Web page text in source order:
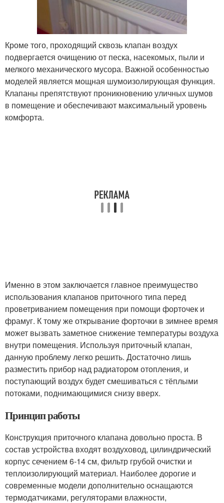
Кроме того, проходящий сквозь клапан воздух
подвергается очищению от песка, насекомых, пыли и
мелкого механического мусора. Важной особенностью
моделей является мощная шумоизолирующая функция.
Клапаны препятствуют проникновению уличных шумов
в помещение и обеспечивают максимальный уровень
комфорта.
Именно в этом заключается главное преимущество
использования клапанов приточного типа перед
проветриванием помещения при помощи форточек и
фрамуг. К тому же открывание форточки в зимнее время
может вызвать заметное снижение температуры воздуха
внутри помещения. Используя приточный клапан,
данную проблему легко решить. Достаточно лишь
разместить прибор над радиатором отопления, и
поступающий воздух будет смешиваться с тёплыми
потоками, поднимающимися снизу вверх.
Принцип работы
Конструкция приточного клапана довольно проста. В
состав устройства входят воздуховод, цилиндрический
корпус сечением 6-14 см, фильтр грубой очистки и
теплоизолирующий материал. Наиболее дорогие и
современные модели дополнительно оснащаются
термодатчиками, регуляторами влажности,